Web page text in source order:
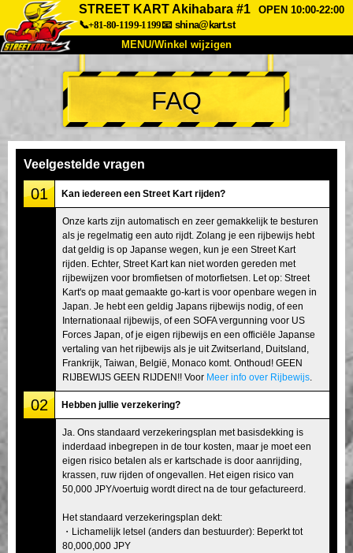
STREET KART Akihabara #1
OPEN 10:00-22:00
📞+81-80-1199-1199📧 shina@kart.st
MENU/Winkel wijzigen
TOP
Over Specificaties Prijzen
Bedrijf
Tokyo Shinagawa Tokyo Akihabara#1
Tokyo Akihabara#2 Tokyo Shibuya
Tokyo Shibuya Annex Tokyo Bay
Tokyo Asakusa Osaka
Okinawa
FAQ
Veelgestelde vragen
01 Kan iedereen een Street Kart rijden?
Onze karts zijn automatisch en zeer gemakkelijk te besturen
als je regelmatig een auto rijdt. Zolang je een rijbewijs hebt
dat geldig is op Japanse wegen, kun je een Street Kart
rijden. Echter, Street Kart kan niet worden gereden met
rijbewijzen voor bromfietsen of motorfietsen. Let op: Street
Kart's op maat gemaakte go-kart is voor openbare wegen in
Japan. Je hebt een geldig Japans rijbewijs nodig, of een
Internationaal rijbewijs, of een SOFA vergunning voor US
Forces Japan, of je eigen rijbewijs en een officiële Japanse
vertaling van het rijbewijs als je uit Zwitserland, Duitsland,
Frankrijk, Taiwan, België, Monaco komt. Onthoud! GEEN
RIJBEWIJS GEEN RIJDEN!! Voor Meer info over Rijbewijs
02 Hebben jullie verzekering?
Ja. Ons standaard verzekeringsplan met basisdekking is
inderdaad inbegrepen in de tour kosten, maar je moet een
eigen risico betalen als er kartschade is door aanrijding,
krassen, ruw rijden of ongevallen. Het eigen risico van
50,000 JPY/voertuig wordt direct na de tour gefactureerd.
Het standaard verzekeringsplan dekt:
・Lichamelijk letsel (anders dan bestuurder): Beperkt tot
80,000,000 JPY